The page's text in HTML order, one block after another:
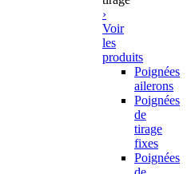
›
Voir
les
produits
Poignées
ailerons
Poignées
de
tirage
fixes
Poignées